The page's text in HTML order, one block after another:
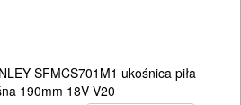
SFMCS701M1 ukośnica piła
190mm 18V V20